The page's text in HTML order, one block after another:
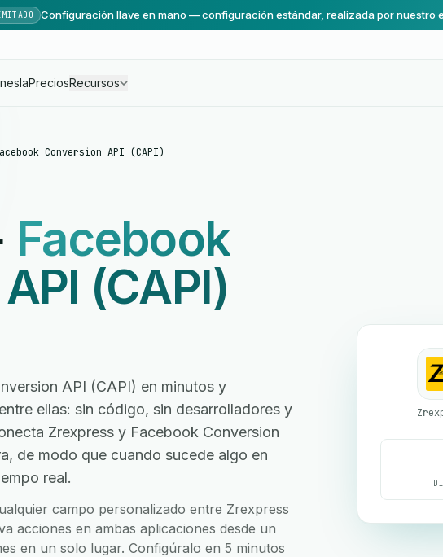
Configuración llave en mano — configuración estándar, realizada por nuestro
IaPreciosRecursos
Conversion API (CAPI)
Facebook
(CAPI)
API (CAPI) en minutos y
ellas: sin código, sin desarrolladores y
Zrexpress y Facebook Conversion
de modo que cuando sucede algo en
real.
campo personalizado entre Zrexpress
acciones en ambas aplicaciones desde un
en un solo lugar. Configúralo en 5 minutos